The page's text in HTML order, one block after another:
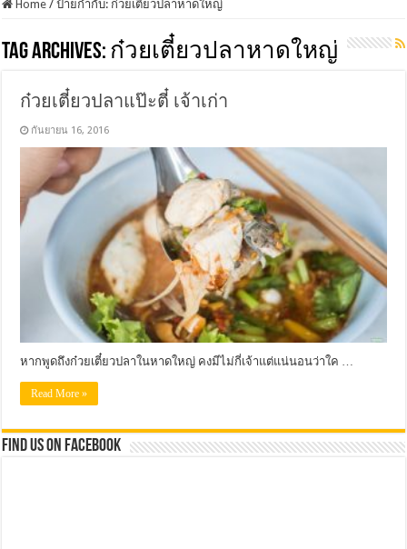
Home / ป้ายกำกับ: ก๋วยเตี๋ยวปลาหาดใหญ่
Tag Archives: ก๋วยเตี๋ยวปลาหาดใหญ่
ก๋วยเตี๋ยวปลาแป๊ะตี๋ เจ้าเก่า
กันยายน 16, 2016
หากพูดถึงก๋วยเตี๋ยวปลาในหาดใหญ่ คงมีไม่กี่เจ้าแต่แน่นอนว่าใค …
Read More »
Find us on Facebook